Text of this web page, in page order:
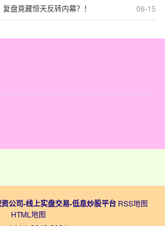
06-15
盘竟藏惊天反转内幕？！
公司-线上实盘交易-低息炒股平台 RSS地图
HTML地图